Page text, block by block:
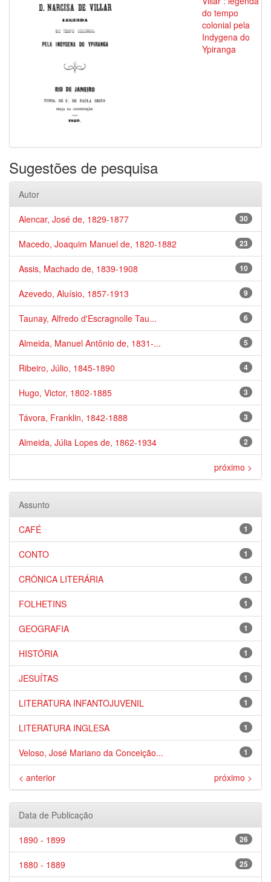
do tempo
colonial pela
Indygena do
Ypiranga
Sugestões de pesquisa
Autor
30
Alencar, José de, 1829-1877
23
Macedo, Joaquim Manuel de, 1820-1882
10
Assis, Machado de, 1839-1908
9
Azevedo, Aluísio, 1857-1913
6
Taunay, Alfredo d'Escragnolle Tau...
5
Almeida, Manuel Antônio de, 1831-...
4
Ribeiro, Júlio, 1845-1890
3
Hugo, Victor, 1802-1885
3
Távora, Franklin, 1842-1888
2
Almeida, Júlia Lopes de, 1862-1934
próximo >
Assunto
1
CAFÉ
1
CONTO
1
CRÔNICA LITERÁRIA
1
FOLHETINS
1
GEOGRAFIA
1
HISTÓRIA
1
JESUÍTAS
1
LITERATURA INFANTOJUVENIL
1
LITERATURA INGLESA
1
Veloso, José Mariano da Conceição...
< anterior próximo >
Data de Publicação
26
1890 - 1899
25
1880 - 1889